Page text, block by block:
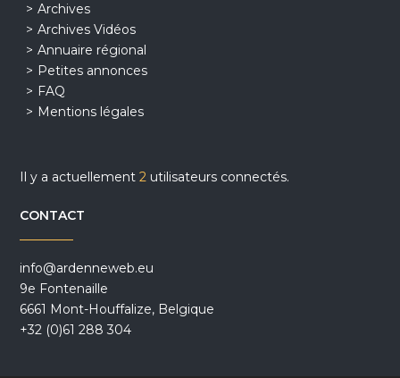
Archives
Archives Vidéos
Annuaire régional
Petites annonces
FAQ
Mentions légales
Il y a actuellement2 utilisateurs connectés.
CONTACT
info@ardenneweb.eu
9e Fontenaille
6661 Mont-Houffalize, Belgique
+32 (0)61 288 304